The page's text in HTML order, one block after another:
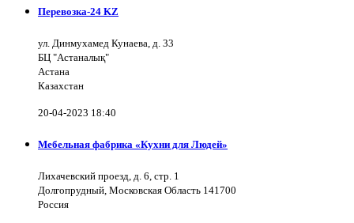
Перевозка-24 KZ
ул. Динмухамед Кунаева, д. 33
БЦ "Астаналық"
Астана
Казахстан
20-04-2023 18:40
Мебельная фабрика «Кухни для Людей»
Лихачевский проезд, д. 6, стр. 1
Долгопрудный, Московская Область 141700
Россия